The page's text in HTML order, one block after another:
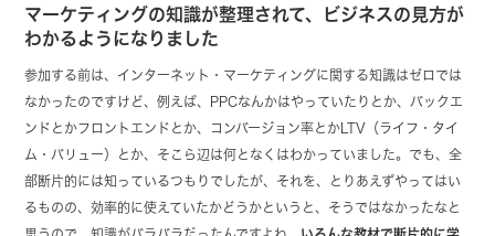
マーケティングの知識が整理されて、ビジネスの見方が
わかるようになりました
参加する前は、インターネット・マーケティングに関する知識はゼロでは
なかったのですけど、例えば、PPCなんかはやっていたりとか、バックエ
ンドとかフロントエンドとか、コンバージョン率とかLTV（ライフ・タイ
ム・バリュー）とか、そこら辺は何となくはわかっていました。でも、全
部断片的には知っているつもりでしたが、それを、とりあえずやってはい
るものの、効率的に使えていたかどうかというと、そうではなかったなと